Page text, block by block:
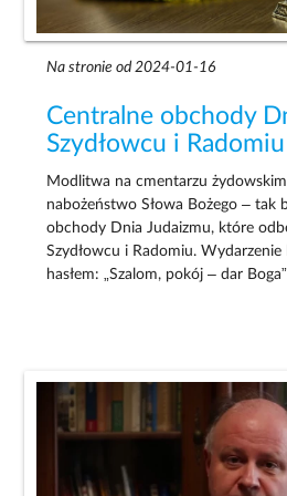
Na stronie od 2024-01-16
Centralne obchody
Szydłowcu i Radomiu
Modlitwa na cmentarzu
nabożeństwo Słowa Bożego – tak
obchody Dnia Judaizmu, które
Szydłowcu i Radomiu. Wydarzenie
hasłem: „Szalom, pokój – dar